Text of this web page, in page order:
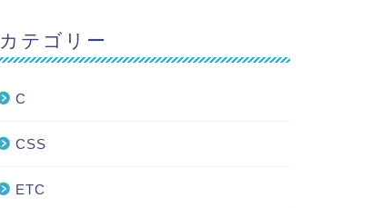
カテゴリー
C
CSS
ETC